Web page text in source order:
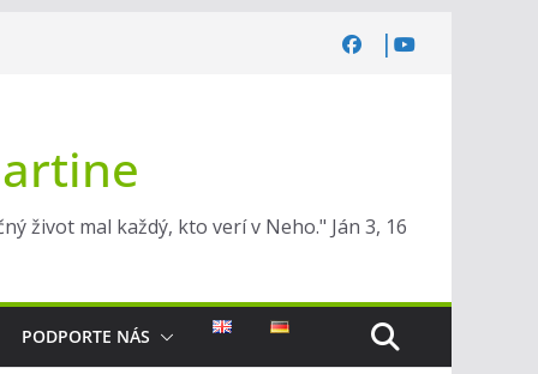
život mal každý, kto verí v Neho." Ján 3, 16
PODPORTE NÁS